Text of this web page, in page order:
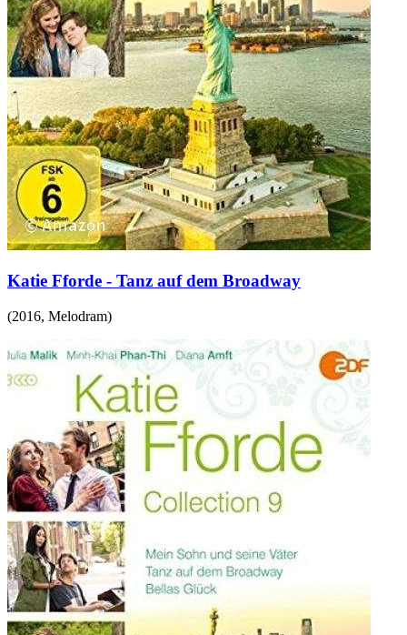
Katie Fforde - Tanz auf dem Broadway
(2016, Melodram)